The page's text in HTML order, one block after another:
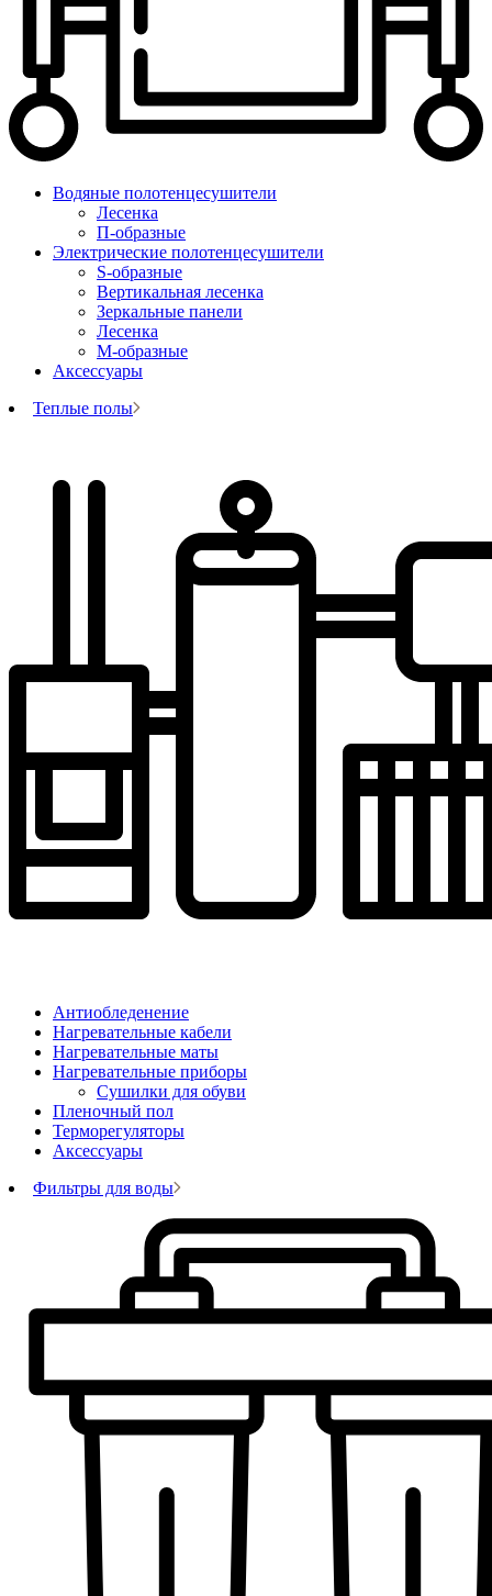
Водяные полотенцесушители
Лесенка
П-образные
Электрические полотенцесушители
S-образные
Вертикальная лесенка
Зеркальные панели
Лесенка
М-образные
Аксессуары
Теплые полы
Антиобледенение
Нагревательные кабели
Нагревательные маты
Нагревательные приборы
Сушилки для обуви
Пленочный пол
Терморегуляторы
Аксессуары
Фильтры для воды